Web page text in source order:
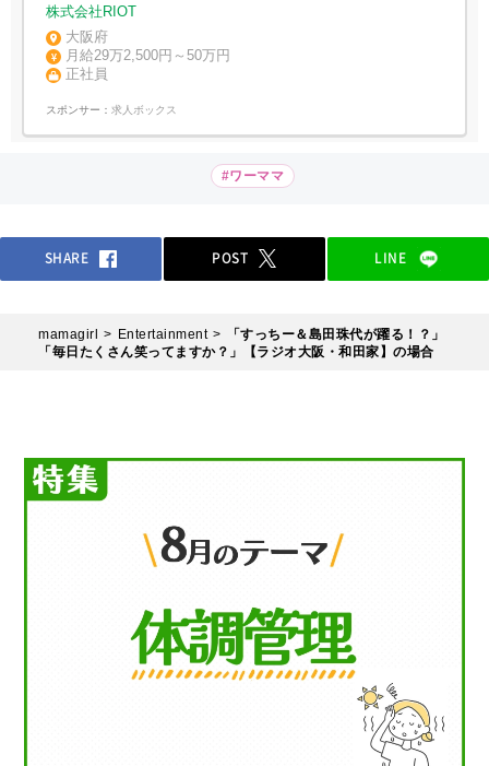
中・未経験歓迎
株式会社RIOT
大阪府
月給29万2,500円～50万円
正社員
スポンサー： 求人ボックス
#ワーママ
SHARE POST LINE
mamagirl Entertainment
「すっちー＆島田珠代が躍る！？」
「毎日たくさん笑ってますか？」【ラジオ大阪・和田家】の場合